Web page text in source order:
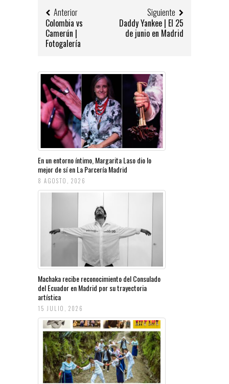
Anterior
Colombia vs
Camerún |
Fotogalería
Siguiente
Daddy Yankee | El 25
de junio en Madrid
En un entorno íntimo, Margarita Laso dio lo
mejor de sí en La Parcería Madrid
8 AGOSTO, 2026
Machaka recibe reconocimiento del Consulado
del Ecuador en Madrid por su trayectoria
artística
15 JULIO, 2026